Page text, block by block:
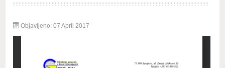
Objavljeno: 07 April 2017